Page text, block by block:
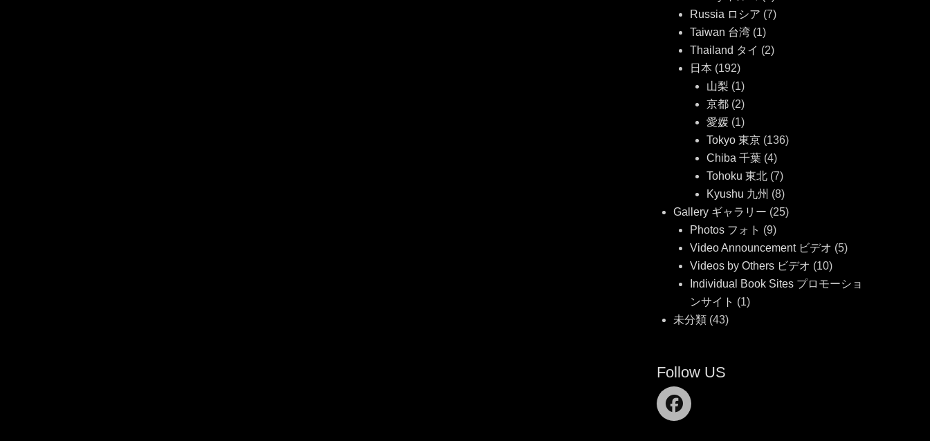
Russia ロシア (7)
Taiwan 台湾 (1)
Thailand タイ (2)
日本 (192)
山梨 (1)
京都 (2)
愛媛 (1)
Tokyo 東京 (136)
Chiba 千葉 (4)
Tohoku 東北 (7)
Kyushu 九州 (8)
Gallery ギャラリー (25)
Photos フォト (9)
Video Announcement ビデオ (5)
Videos by Others ビデオ (10)
Individual Book Sites プロモーショ
ンサイト (1)
未分類 (43)
Follow US
Facebook